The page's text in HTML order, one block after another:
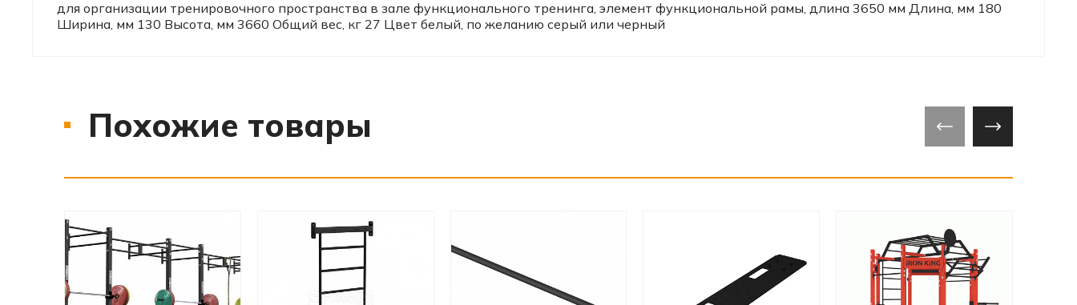
для организации тренировочного пространства в зале функционального тренинга, элемент функциональной рамы, длина 3650 мм Длина, мм 180
Ширина, мм 130 Высота, мм 3660 Общий вес, кг 27 Цвет белый, по желанию серый или черный
Похожие товары